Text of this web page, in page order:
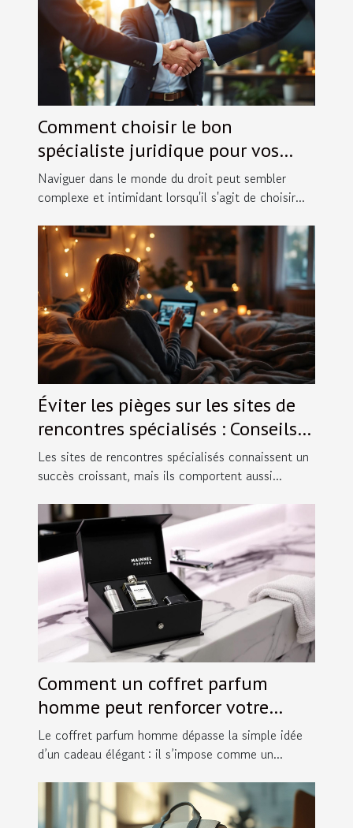
Comment choisir le bon
spécialiste juridique pour vos
besoins spécifiques ?
Naviguer dans le monde du droit peut sembler
complexe et intimidant lorsqu'il s'agit de choisir...
Éviter les pièges sur les sites de
rencontres spécialisés : Conseils
pratiques.
Les sites de rencontres spécialisés connaissent un
succès croissant, mais ils comportent aussi...
Comment un coffret parfum
homme peut renforcer votre
image ?
Le coffret parfum homme dépasse la simple idée
d’un cadeau élégant : il s’impose comme un...